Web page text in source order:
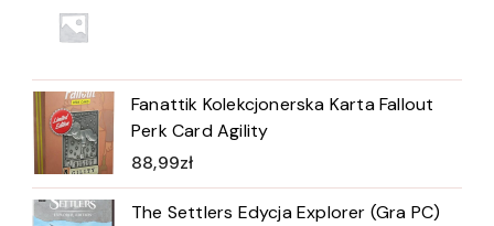
Fanattik Kolekcjonerska Karta Fallout
Perk Card Agility
88,99zł
The Settlers Edycja Explorer (Gra PC)